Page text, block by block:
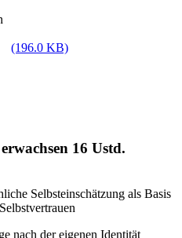
(196.0 KB)
16 Ustd.
Selbsteinschätzung als Basis
nach der eigenen Identität